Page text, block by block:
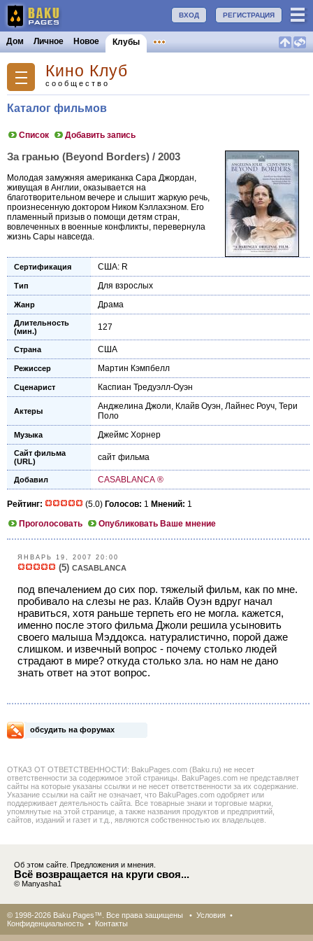
РЕГИСТРАЦИЯ
ВХОД
Дом Личное Новое Клубы
Кино Клуб
сообщество
Каталог фильмов
Список Добавить запись
За гранью (Beyond Borders) / 2003
Молодая замужняя американка Сара Джордан,
живущая в Англии, оказывается на
благотворительном вечере и слышит жаркую речь,
произнесенную доктором Ником Кэллахэном. Его
пламенный призыв о помощи детям стран,
вовлеченных в военные конфликты, перевернула
жизнь Сары навсегда.
Сертификация США: R
Тип Для взрослых
Жанр Драма
Длительность
(мин.)
127
Страна США
Режиссер Мартин Кэмпбелл
Сценарист Каспиан Тредуэлл-Оуэн
Актеры Анджелина Джоли, Клайв Оуэн, Лайнес Роуч, Тери
Поло
Музыка Джеймс Хорнер
Сайт фильма
(URL)
сайт фильма
Добавил CASABLANCA ®
Рейтинг: (5.0) Голосов: 1 Мнений: 1
Проголосовать
Опубликовать Ваше мнение
ЯНВАРЬ 19, 2007 20:00
(5) CASABLANCA
под впечалением до сих пор. тяжелый фильм, как по мне.
пробивало на слезы не раз. Клайв Оуэн вдруг начал
нравиться, хотя раньше терпеть его не могла. кажется,
именно после этого фильма Джоли решила усыновить
своего малыша Мэддокса. натуралистично, порой даже
слишком. и извечный вопрос - почему столько людей
страдают в мире? откуда столько зла. но нам не дано
знать ответ на этот вопрос.
обсудить на форумах
ОТКАЗ ОТ ОТВЕТСТВЕННОСТИ: BakuPages.com (Baku.ru) не несет
ответственности за содержимое этой страницы. BakuPages.com не представляет
сайты на которые указаны ссылки и не несет ответственности за их содержание.
Указание ссылки на сайт не означает, что BakuPages.com одобряет или
поддерживает деятельность сайта. Все товарные знаки и торговые марки,
упомянутые на этой странице, а также названия продуктов и предприятий,
сайтов, изданий и газет и т.д., являются собственностью их владельцев.
Об этом сайте. Предложения и мнения.
Всё возвращается на круги своя...
© Manyasha1
© 1998-2026 Baku Pages™. Все права защищены • Условия •
Конфиденциальность • Контакты